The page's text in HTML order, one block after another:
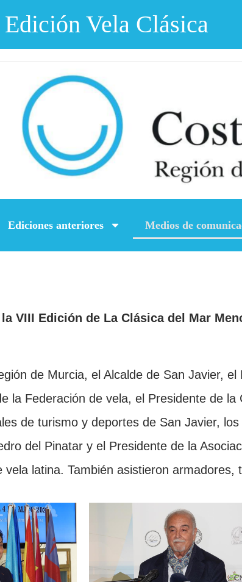
Vela Clásica
Ediciones anteriores Medios de
VIII Edición de La Clásica del Mar
de Murcia, el Alcalde de San Javier, el
la Federación de vela, el Presidente de
de turismo y deportes de San Javier,
del Pinatar y el Presidente de la
latina. También asistieron armadores,